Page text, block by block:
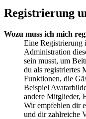
Registrierung
Wozu muss ich mich
Eine Registrierung
Administration
sein musst, um
du als registriertes
Funktionen, die
Beispiel
andere Mitglieder,
Wir empfehlen dir
und dir zahlreiche